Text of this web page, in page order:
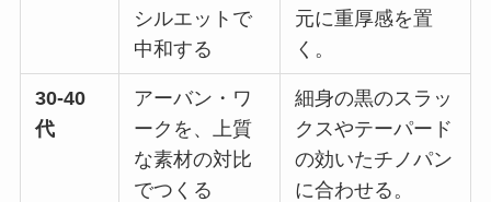
シルエットで
中和する
元に重厚感を置
く。
30-40
代
アーバン・ワ
ークを、上質
な素材の対比
でつくる
細身の黒のスラッ
クスやテーパード
の効いたチノパン
に合わせる。